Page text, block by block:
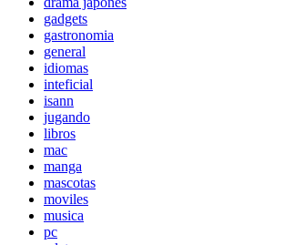
gadgets
gastronomia
general
idiomas
inteficial
isann
jugando
libros
mac
manga
mascotas
moviles
musica
pc